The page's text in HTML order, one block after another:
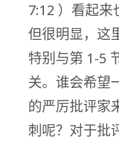
7:12 ）看起来
但很明显，这
特别与第 1-5
关。谁会希望
的严厉批评家
刺呢？对于批